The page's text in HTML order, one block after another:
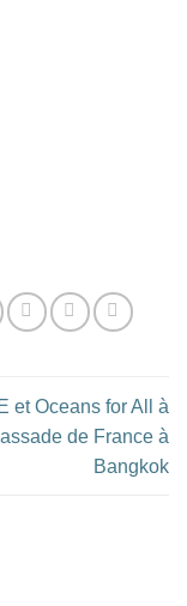
et Oceans for All à
de France à
Bangkok